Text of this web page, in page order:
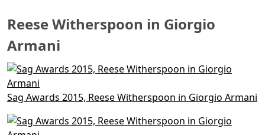
Reese Witherspoon in Giorgio
Armani
Sag Awards 2015, Reese Witherspoon in Giorgio Armani